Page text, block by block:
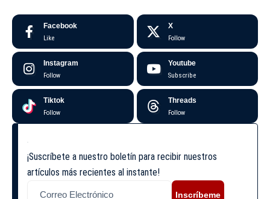
Facebook
Like
X
Follow
Instagram
Follow
Youtube
Subscribe
Tiktok
Follow
Threads
Follow
¡Suscríbete a nuestro boletín para recibir nuestros
artículos más recientes al instante!
Inscríbeme